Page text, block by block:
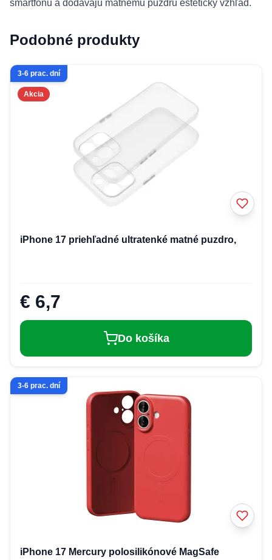
smartfónu a dodávajú matnému puzdru estetický vzhľad.
Podobné produkty
Akcia
3-6 prac. dní
iPhone 17 priehľadné ultratenké matné puzdro,
€ 6,7
Do košíka
3-6 prac. dní
iPhone 17 Mercury polosilikónové MagSafe